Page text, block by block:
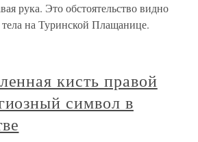
рука. Это обстоятельство видно
на Туринской Плащанице.
кисть правой
символ в